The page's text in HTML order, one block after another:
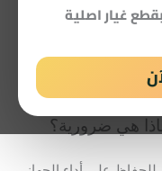
غيار اصلية
أصلية وموثوقة
الغسالة بكفاءة عالية
هي ضرورية؟